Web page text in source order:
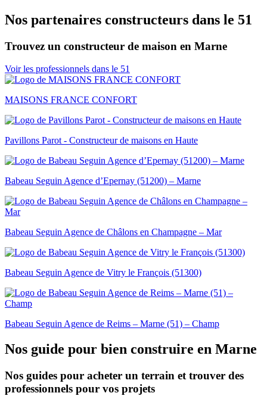
Nos partenaires constructeurs dans le 51
Trouvez un constructeur de maison en Marne
Voir les professionnels dans le 51
MAISONS FRANCE CONFORT
Pavillons Parot - Constructeur de maisons en Haute
Babeau Seguin Agence d’Epernay (51200) – Marne
Babeau Seguin Agence de Châlons en Champagne – Mar
Babeau Seguin Agence de Vitry le François (51300)
Babeau Seguin Agence de Reims – Marne (51) – Champ
Nos guide pour bien construire en Marne
Nos guides pour acheter un terrain et trouver des
professionnels pour vos projets